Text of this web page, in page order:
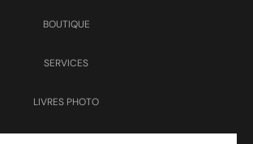
BOUTIQUE
SERVICES
LIVRES PHOTO